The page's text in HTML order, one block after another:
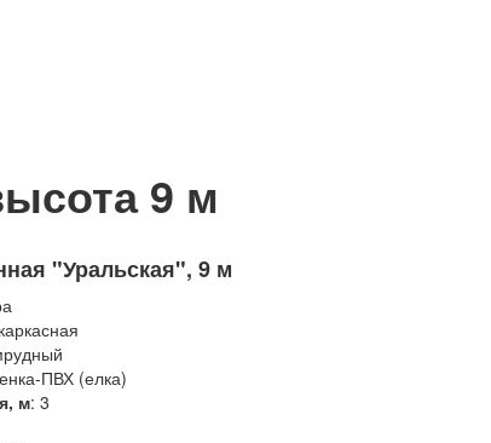
9 м
"Уральская", 9 м
ПВХ (елка)
м: 3